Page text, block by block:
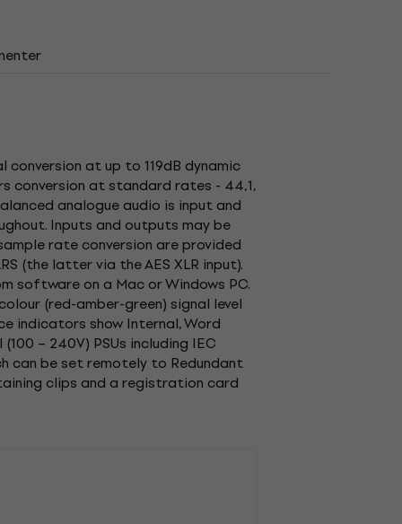
at up to 119dB dynamic
conversion at standard rates - 44,1,
analogue audio is input and
Inputs and outputs may be
rate conversion are provided
(the latter via the AES XLR input).
software on a Mac or Windows PC.
(red-amber-green) signal level
indicators show Internal, Word
– 240V) PSUs including IEC
can be set remotely to Redundant
clips and a registration card